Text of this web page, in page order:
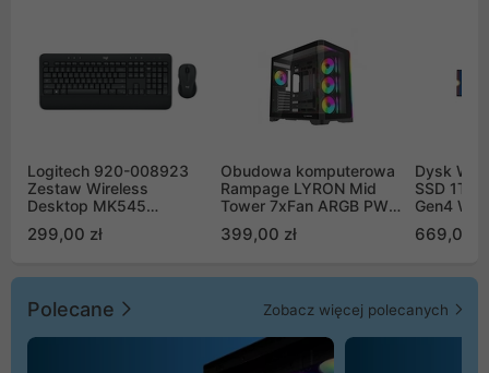
Logitech 920-008923
Zestaw Wireless
Desktop MK545
299,00 zł
Obudowa komputerowa
Rampage LYRON Mid
Tower 7xFan ARGB PWM
399,00 zł
Dysk WD
SSD 1TB
Gen4
669,00
Polecane Zobacz więcej polecanych